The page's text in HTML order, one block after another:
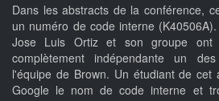
Dans les abstracts de la conférence,
un numéro de code interne
Jose Luis Ortiz et son groupe ont
complètement indépendante un
l'équipe de Brown. Un étudiant de cet
Google le nom de code interne et